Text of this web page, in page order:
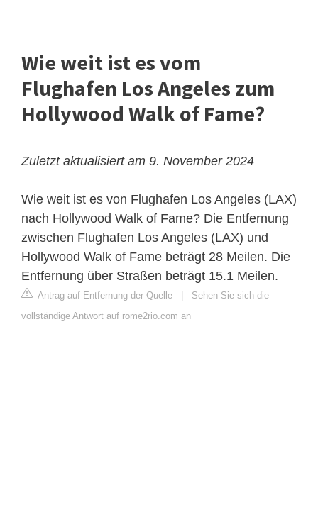
Wie weit ist es vom
Flughafen Los Angeles zum
Hollywood Walk of Fame?
Zuletzt aktualisiert am 9. November 2024
Wie weit ist es von Flughafen Los Angeles (LAX)
nach Hollywood Walk of Fame? Die Entfernung
zwischen Flughafen Los Angeles (LAX) und
Hollywood Walk of Fame beträgt 28 Meilen. Die
Entfernung über Straßen beträgt 15.1 Meilen.
Antrag auf Entfernung der Quelle
Sehen Sie sich die
vollständige Antwort auf rome2rio.com an